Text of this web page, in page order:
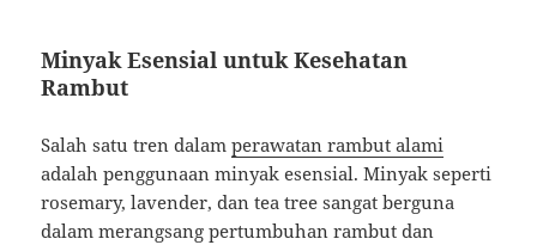
Minyak Esensial untuk Kesehatan
Rambut
Salah satu tren dalamperawatan rambut alami
adalah penggunaan minyak esensial. Minyak seperti
rosemary, lavender, dan tea tree sangat berguna
dalam merangsang pertumbuhan rambut dan